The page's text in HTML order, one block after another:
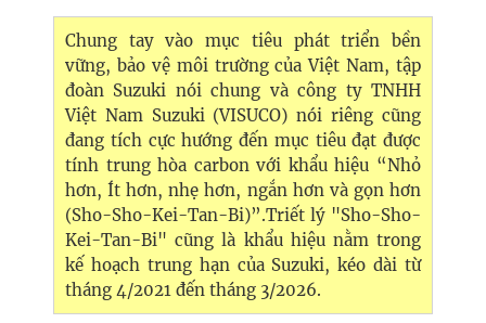
Chung tay vào mục tiêu phát triển bền
vững, bảo vệ môi trường của Việt Nam, tập
đoàn Suzuki nói chung và công ty TNHH
Việt Nam Suzuki (VISUCO) nói riêng cũng
đang tích cực hướng đến mục tiêu đạt được
tính trung hòa carbon với khẩu hiệu “Nhỏ
hơn, Ít hơn, nhẹ hơn, ngắn hơn và gọn hơn
(Sho-Sho-Kei-Tan-Bi)”.Triết lý "Sho-Sho-
Kei-Tan-Bi" cũng là khẩu hiệu nằm trong
kế hoạch trung hạn của Suzuki, kéo dài từ
tháng 4/2021 đến tháng 3/2026.